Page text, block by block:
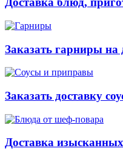
Заказать гарниры на
Заказать доставку
Доставка